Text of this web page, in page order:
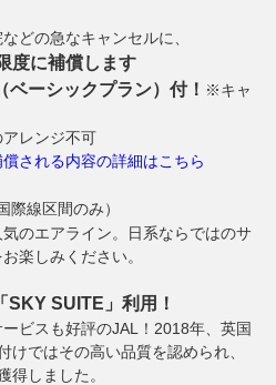
どの急なキャンセルに、
度に補償します
ベーシックプラン）付！ ※キャ
レンジ不可
される内容の詳細はこちら
際線区間のみ）
のエアライン。日系ならではのサ
楽しみください。
SUITE」利用！
ビスも好評のJAL！2018年、英国
けではその高い品質を認められ、
得しました。